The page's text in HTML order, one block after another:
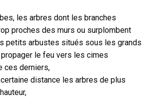
les arbres dont les branches
proches des murs ou surplombent
petits arbustes situés sous les grands
le feu vers les cimes
ces derniers,
certaine distance les arbres de plus